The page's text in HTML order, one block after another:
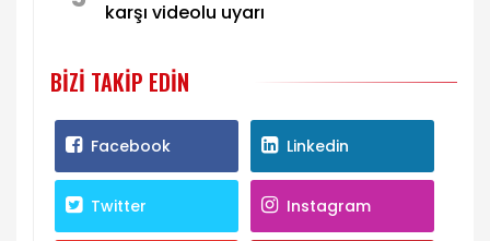
karşı videolu uyarı
BIZI TAKIP EDIN
Facebook Linkedin
Twitter Instagram